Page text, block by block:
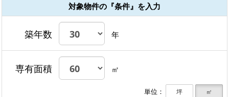
対象物件の『条件』を入力
築年数 年
専有面積 ㎡
単位： 坪 ㎡